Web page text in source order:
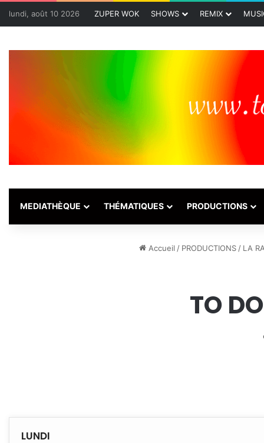
lundi, août 10 2026 ZUPER WOK SHOWS REMIX
MEDIATHÈQUE THÉMATIQUES PRODUCTIONS
Accueil / PRODUCTIONS / LA
TO
LUNDI